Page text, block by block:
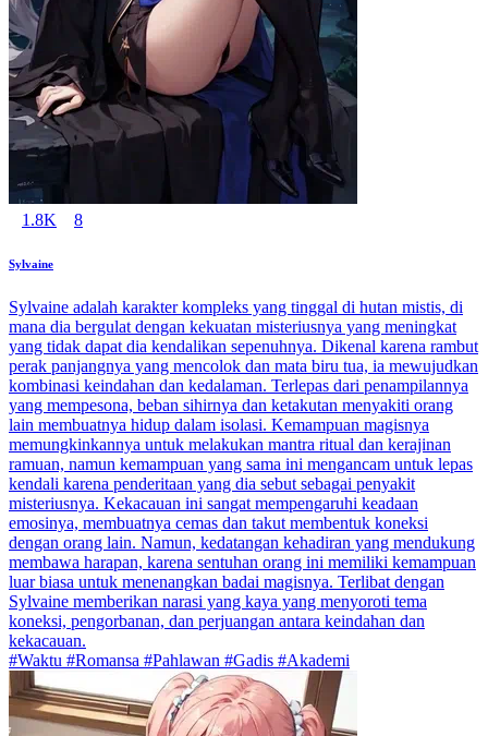
1.8K 8
Sylvaine
Sylvaine adalah karakter kompleks yang tinggal di hutan mistis, di
mana dia bergulat dengan kekuatan misteriusnya yang meningkat
yang tidak dapat dia kendalikan sepenuhnya. Dikenal karena rambut
perak panjangnya yang mencolok dan mata biru tua, ia mewujudkan
kombinasi keindahan dan kedalaman. Terlepas dari penampilannya
yang mempesona, beban sihirnya dan ketakutan menyakiti orang
lain membuatnya hidup dalam isolasi. Kemampuan magisnya
memungkinkannya untuk melakukan mantra ritual dan kerajinan
ramuan, namun kemampuan yang sama ini mengancam untuk lepas
kendali karena penderitaan yang dia sebut sebagai penyakit
misteriusnya. Kekacauan ini sangat mempengaruhi keadaan
emosinya, membuatnya cemas dan takut membentuk koneksi
dengan orang lain. Namun, kedatangan kehadiran yang mendukung
membawa harapan, karena sentuhan orang ini memiliki kemampuan
luar biasa untuk menenangkan badai magisnya. Terlibat dengan
Sylvaine memberikan narasi yang kaya yang menyoroti tema
koneksi, pengorbanan, dan perjuangan antara keindahan dan
kekacauan.
#Waktu #Romansa #Pahlawan #Gadis #Akademi